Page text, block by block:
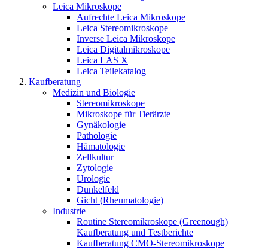
Leica Mikroskope
Aufrechte Leica Mikroskope
Leica Stereomikroskope
Inverse Leica Mikroskope
Leica Digitalmikroskope
Leica LAS X
Leica Teilekatalog
Kaufberatung
Medizin und Biologie
Stereomikroskope
Mikroskope für Tierärzte
Gynäkologie
Pathologie
Hämatologie
Zellkultur
Zytologie
Urologie
Dunkelfeld
Gicht (Rheumatologie)
Industrie
Routine Stereomikroskope (Greenough)
Kaufberatung und Testberichte
Kaufberatung CMO-Stereomikroskope